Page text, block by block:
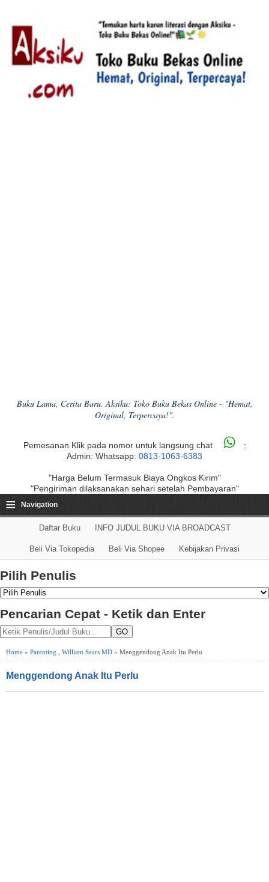
Buku Lama, Cerita Baru. Aksiku: Toko Buku Bekas Online - "Hemat,
Original, Terpercaya!".
Pemesanan Klik pada nomor untuk langsung chat
:
Admin: Whatsapp: 0813-1063-6383
"Harga Belum Termasuk Biaya Ongkos Kirim"
"Pengiriman dilaksanakan sehari setelah Pembayaran"
≡ Navigation
Daftar Buku INFO JUDUL BUKU VIA BROADCAST
Beli Via Tokopedia Beli Via Shopee Kebijakan Privasi
Pilih Penulis
Pencarian Cepat - Ketik dan Enter
GO
Home » Parenting William Sears MD » Menggendong Anak Itu Perlu
Menggendong Anak Itu Perlu